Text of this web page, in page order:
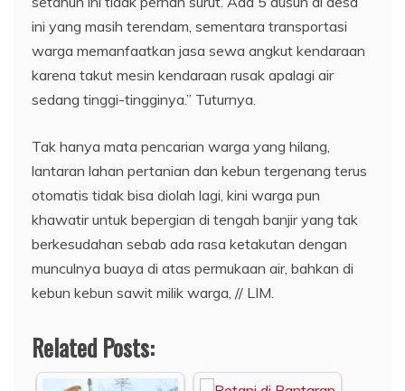
ini yang masih terendam, sementara transportasi
warga memanfaatkan jasa sewa angkut kendaraan
karena takut mesin kendaraan rusak apalagi air
sedang tinggi-tingginya.” Tuturnya.
Tak hanya mata pencarian warga yang hilang,
lantaran lahan pertanian dan kebun tergenang terus
otomatis tidak bisa diolah lagi, kini warga pun
khawatir untuk bepergian di tengah banjir yang tak
berkesudahan sebab ada rasa ketakutan dengan
munculnya buaya di atas permukaan air, bahkan di
kebun kebun sawit milik warga, // LIM.
Related Posts: